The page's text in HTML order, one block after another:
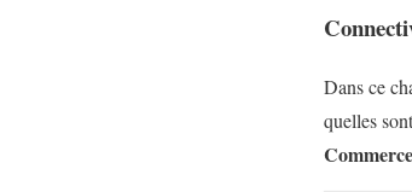
Dans ce
quelles
Commerce